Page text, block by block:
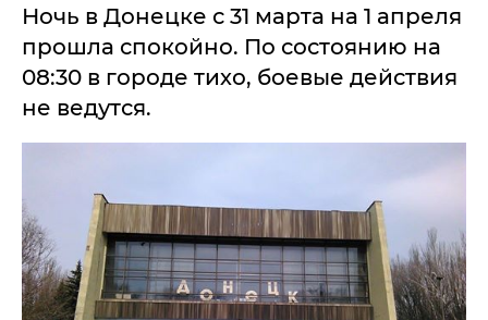
​Ночь в Донецке с 31 марта на 1 апреля
прошла спокойно. По состоянию на
08:30 в городе тихо, боевые действия
не ведутся.